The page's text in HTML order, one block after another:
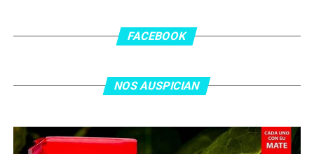
FACEBOOK
NOS AUSPICIAN